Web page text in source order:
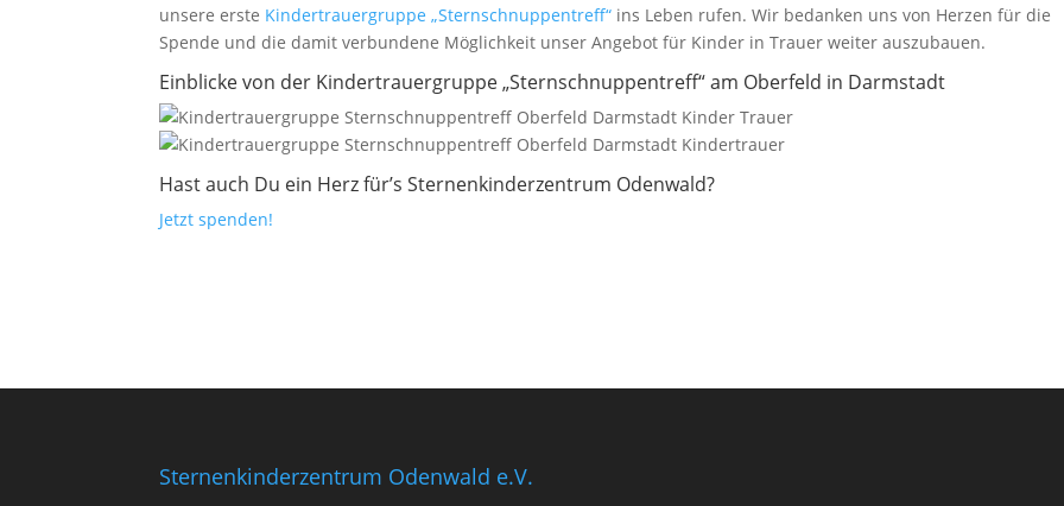
unsere erste Kindertrauergruppe „Sternschnuppentreff“ ins Leben rufen. Wir bedanken uns von Herzen für die
Spende und die damit verbundene Möglichkeit unser Angebot für Kinder in Trauer weiter auszubauen.
Einblicke von der Kindertrauergruppe „Sternschnuppentreff“ am Oberfeld in Darmstadt
Hast auch Du ein Herz für’s Sternenkinderzentrum Odenwald?
Jetzt spenden!
Sternenkinderzentrum Odenwald e.V.